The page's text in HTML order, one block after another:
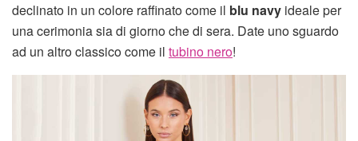
declinato in un colore raffinato come il blu navy ideale per
una cerimonia sia di giorno che di sera. Date uno sguardo
ad un altro classico come il tubino nero!